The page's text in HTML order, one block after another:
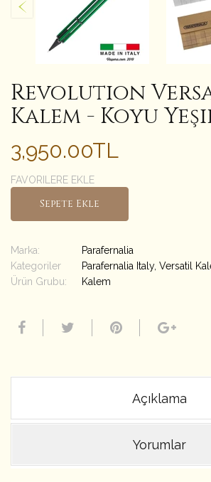
Revolution
Kalem - Koyu
3,950.00TL
FAVORILERE EKLE
Sepete Ekle
Marka:
Parafernalia
Kategoriler
Parafernalia Italy, Versatil
Ürün Grubu:
Kalem
Açıklama
Yorumlar